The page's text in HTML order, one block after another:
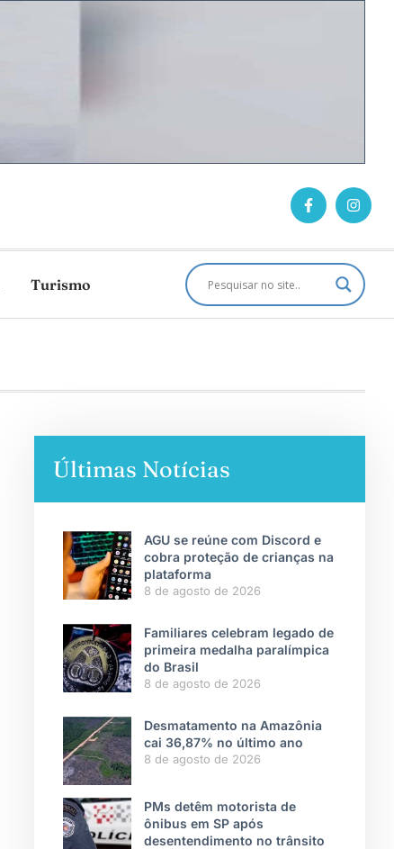
Turismo
Últimas Notícias
AGU se reúne com Discord e
cobra proteção de crianças na
plataforma
8 de agosto de 2026
Familiares celebram legado de
primeira medalha paralímpica
do Brasil
8 de agosto de 2026
Desmatamento na Amazônia
cai 36,87% no último ano
8 de agosto de 2026
PMs detêm motorista de
ônibus em SP após
desentendimento no trânsito